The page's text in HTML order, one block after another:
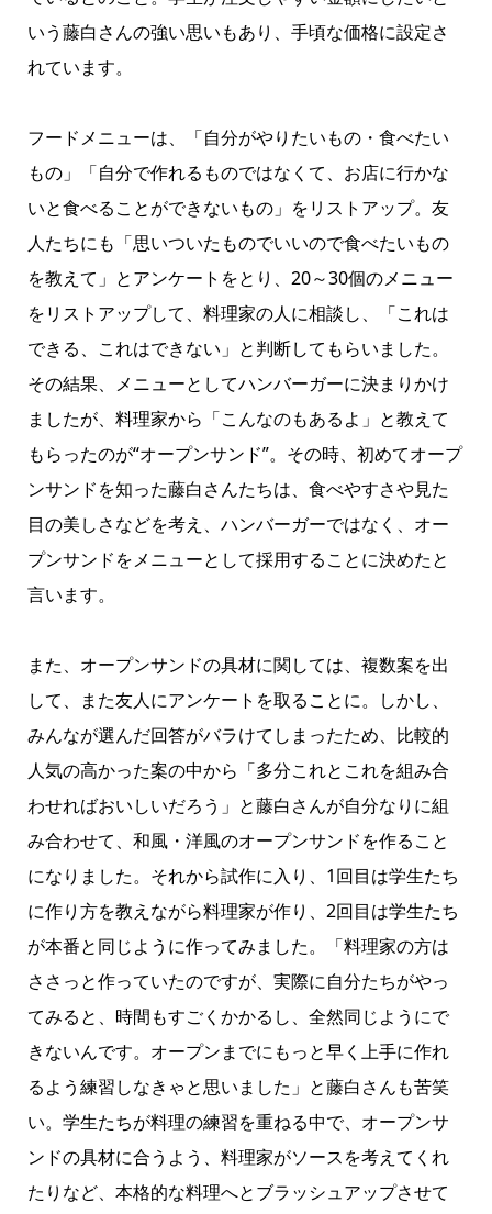
いう藤白さんの強い思いもあり、手頃な価格に設定さ
れています。
フードメニューは、「自分がやりたいもの・食べたい
もの」「自分で作れるものではなくて、お店に行かな
いと食べることができないもの」をリストアップ。友
人たちにも「思いついたものでいいので食べたいもの
を教えて」とアンケートをとり、20～30個のメニュー
をリストアップして、料理家の人に相談し、「これは
できる、これはできない」と判断してもらいました。
その結果、メニューとしてハンバーガーに決まりかけ
ましたが、料理家から「こんなのもあるよ」と教えて
もらったのが“オープンサンド”。その時、初めてオープ
ンサンドを知った藤白さんたちは、食べやすさや見た
目の美しさなどを考え、ハンバーガーではなく、オー
プンサンドをメニューとして採用することに決めたと
言います。
また、オープンサンドの具材に関しては、複数案を出
して、また友人にアンケートを取ることに。しかし、
みんなが選んだ回答がバラけてしまったため、比較的
人気の高かった案の中から「多分これとこれを組み合
わせればおいしいだろう」と藤白さんが自分なりに組
み合わせて、和風・洋風のオープンサンドを作ること
になりました。それから試作に入り、1回目は学生たち
に作り方を教えながら料理家が作り、2回目は学生たち
が本番と同じように作ってみました。「料理家の方は
ささっと作っていたのですが、実際に自分たちがやっ
てみると、時間もすごくかかるし、全然同じようにで
きないんです。オープンまでにもっと早く上手に作れ
るよう練習しなきゃと思いました」と藤白さんも苦笑
い。学生たちが料理の練習を重ねる中で、オープンサ
ンドの具材に合うよう、料理家がソースを考えてくれ
たりなど、本格的な料理へとブラッシュアップさせて